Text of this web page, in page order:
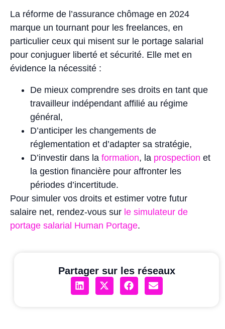
La réforme de l’assurance chômage en 2024
marque un tournant pour les freelances, en
particulier ceux qui misent sur le portage salarial
pour conjuguer liberté et sécurité. Elle met en
évidence la nécessité :
De mieux comprendre ses droits en tant que
travailleur indépendant affilié au régime
général,
D’anticiper les changements de
réglementation et d’adapter sa stratégie,
D’investir dans la formation, la prospection et
la gestion financière pour affronter les
périodes d’incertitude.
Pour simuler vos droits et estimer votre futur
salaire net, rendez-vous sur le simulateur de
portage salarial Human Portage.
Partager sur les réseaux